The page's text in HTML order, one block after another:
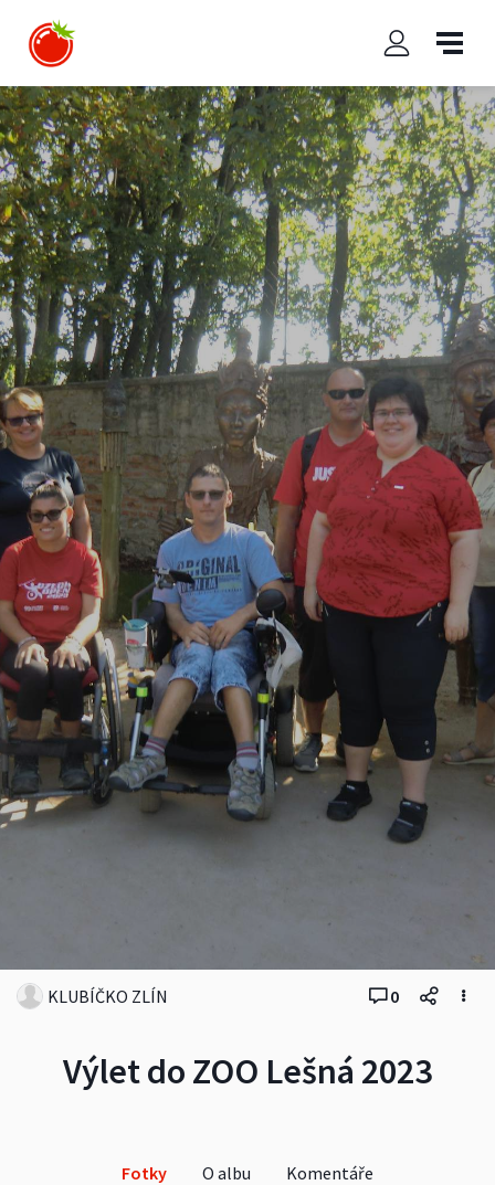
Výlet do ZOO Lešná 2023
KLUBÍČKO ZLÍN 0
Fotky O albu Komentáře